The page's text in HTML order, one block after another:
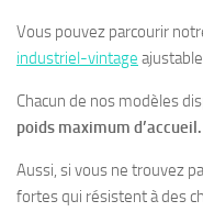
Vous pouvez parcourir
industriel-vintage
Chacun de nos modèles
poids maximum d’accueil.
Aussi, si vous ne trouvez
fortes qui résistent à des